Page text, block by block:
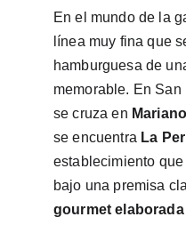
En el mundo de la
línea muy fina que
hamburguesa de
memorable. En
se cruza en
se encuentra La
establecimiento
bajo una premisa
gourmet